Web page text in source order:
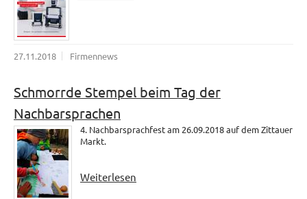
27.11.2018 Firmennews
Schmorrde Stempel beim Tag der
Nachbarsprachen
4. Nachbarsprachfest am 26.09.2018 auf dem Zittauer
Markt.
Weiterlesen